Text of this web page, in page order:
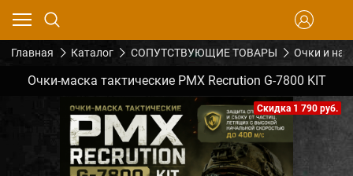
Главная Каталог СОПУТСТВУЮЩИЕ ТОВАРЫ Очки и
Очки-маска тактические PMX Recrution G-7800 KIT
Скидка 1 790 руб.